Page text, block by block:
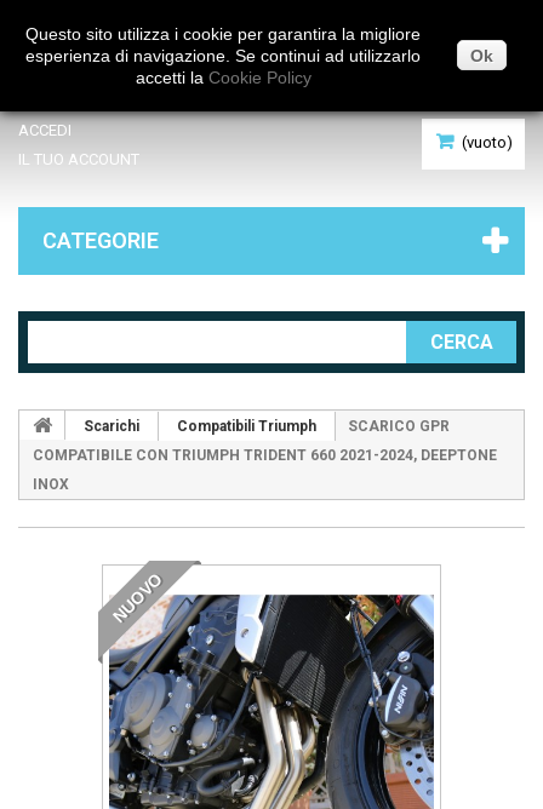
(vuoto)
ACCEDI
IL TUO ACCOUNT
CATEGORIE
CERCA
Scarichi Compatibili Triumph
SCARICO GPR
COMPATIBILE CON TRIUMPH TRIDENT 660 2021-2024, DEEPTONE
INOX
NUOVO
Questo sito utilizza i cookie per garantira la migliore
esperienza di navigazione. Se continui ad utilizzarlo
accetti la Cookie Policy
Ok